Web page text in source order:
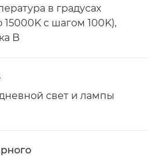
в градусах
с шагом 100K),
B
свет и лампы